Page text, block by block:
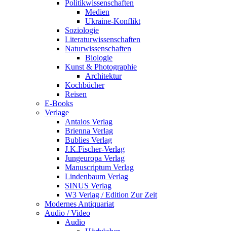
Politikwissenschaften
Medien
Ukraine-Konflikt
Soziologie
Literaturwissenschaften
Naturwissenschaften
Biologie
Kunst & Photographie
Architektur
Kochbücher
Reisen
E-Books
Verlage
Antaios Verlag
Brienna Verlag
Bublies Verlag
J.K.Fischer-Verlag
Jungeuropa Verlag
Manuscriptum Verlag
Lindenbaum Verlag
SINUS Verlag
W3 Verlag / Edition Zur Zeit
Modernes Antiquariat
Audio / Video
Audio